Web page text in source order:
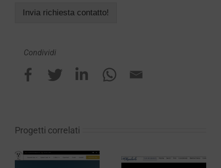
Invia richiesta contatto!
Condividi
Progetti correlati
Tour